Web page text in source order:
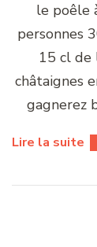
le poêle
personnes
15 cl de
châtaignes
gagnerez
Lire la suite